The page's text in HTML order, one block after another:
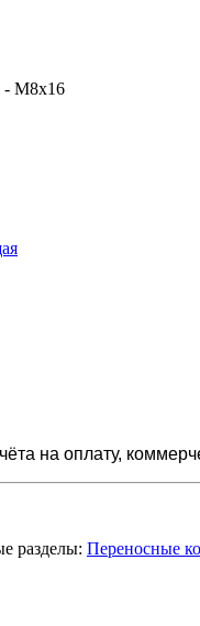
- M8x16
на оплату,
разделы: Переносные